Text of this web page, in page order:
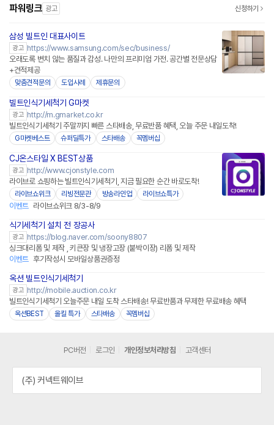
파워링크 광고 신청하기
삼성 빌트인 대표사이트
광고 https://www.samsung.com/sec/business/
오래도록 변치 않는 품질과 감성. 나만의 프리미엄 가전. 공간별 전문상담
+견적제공
맞춤견적문의 도입사례 제휴문의
빌트인식기세척기 G마켓
광고 http://m.gmarket.co.kr
빌트인식기세척기 주말까지 빠른 스타배송, 무료반품 혜택, 오늘 주문 내일도착!
G마켓베스트 슈퍼딜특가 스타배송 꼭멤버십
CJ온스타일 X BEST상품
광고 http://www.cjonstyle.com
라이브로 쇼핑하는 빌트인식기세척기, 지금 필요한 순간 바로도착!
라이브쇼위크 리빙전문관 방송라인업 라이브쇼특가
이벤트 라이브쇼위크 8/3-8/9
식기세척기 설치 전 장공사
광고 https://blog.naver.com/soony8807
싱크대리폼 및 제작 , 키큰장 및 냉장고장 (붙박이장) 리폼 및 제작
이벤트 후기작성시 모바일상품권증정
옥션 빌트인식기세척기
광고 http://mobile.auction.co.kr
빌트인식기세척기 오늘주문 내일 도착 스타배송! 무료반품과 무제한 무료배송 혜택
옥션BEST 올킬 특가 스타배송 꼭멤버십
PC버전 로그인 개인정보처리방침 고객센터
(주) 커넥트웨이브